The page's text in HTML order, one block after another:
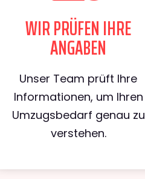
WIR PRÜFEN IHRE
ANGABEN
Unser Team prüft Ihre
Informationen, um Ihren
Umzugsbedarf genau zu
verstehen.